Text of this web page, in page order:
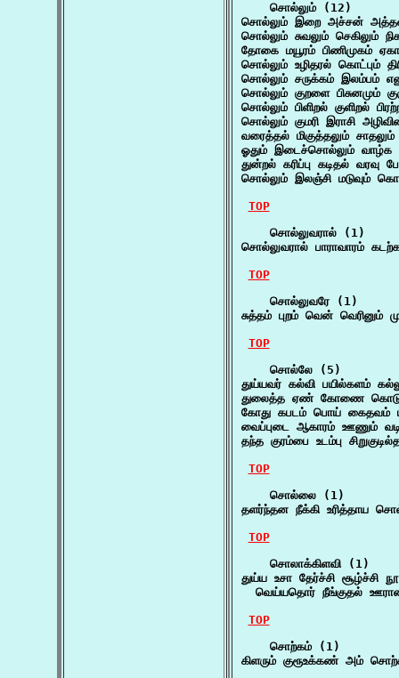
    சொல்லும் (12)
சொல்லும் இறை அச்சன்
சொல்லும் சுவலும்
தோகை மயூரம் பிணிமுகம்
சொல்லும் உழிதரல் கொட்பும்
சொல்லும் சருக்கம் இலம்பம்
சொல்லும் குறளை பிசுனமும்
சொல்லும் பிளிறல் குளிறல்
சொல்லும் குமரி இராசி
வரைத்தல் மிகுத்தலும்
ஓதும் இடைச்சொல்லும்
துன்றல் கரிப்பு கடிதல்
சொல்லும் இலஞ்சி மடுவும்
TOP
    சொல்லுவரால் (1)
சொல்லுவரால் பாராவாரம்
TOP
    சொல்லுவரே (1)
சுத்தம் புறம் வென் வெரினும்
TOP
    சொல்லே (5)
துய்யவர் கல்வி பயில்களம்
துலைத்த ஏண் கோணை
கோது கபடம் பொய் கைதவம்
வைப்புடை ஆகாரம் ஊணும்
தந்த குரம்பை உடம்பு
TOP
    சொல்லை (1)
தளர்ந்தன நீக்கி உரித்தாய
TOP
    சொலாக்கிளவி (1)
துய்ய உசா தேர்ச்சி
வெய்யதொர் நீங்குதல்
TOP
    சொற்கம் (1)
கிளரும் குரூஉக்கண் அம்